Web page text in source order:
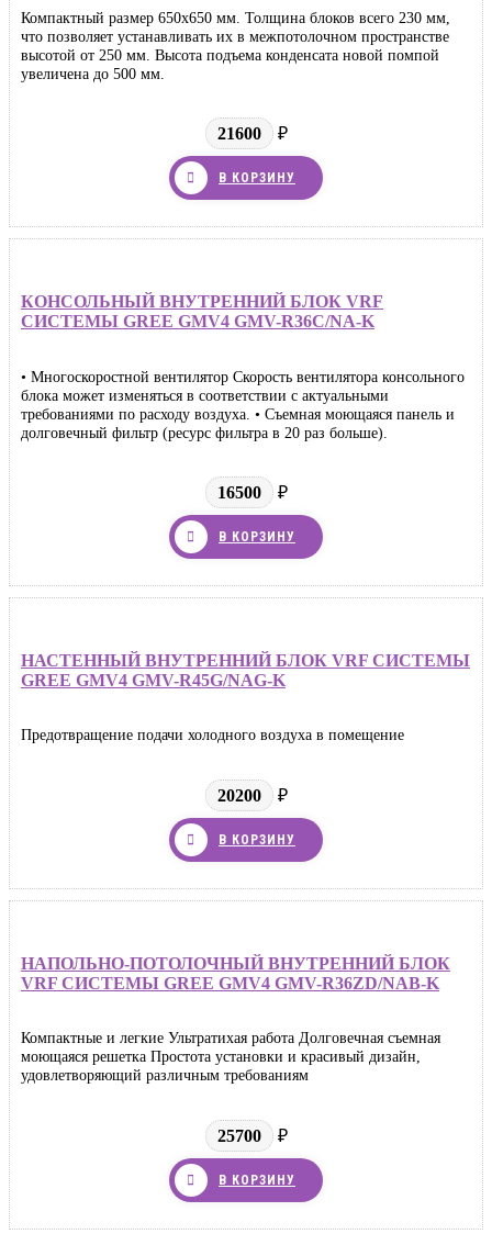
Компактный размер 650х650 мм. Толщина блоков всего 230 мм,
что позволяет устанавливать их в межпотолочном пространстве
высотой от 250 мм. Высота подъема конденсата новой помпой
увеличена до 500 мм.
21600 ₽
В КОРЗИНУ
КОНСОЛЬНЫЙ ВНУТРЕННИЙ БЛОК VRF
СИСТЕМЫ GREE GMV4 GMV-R36C/NA-K
• Многоскоростной вентилятор Скорость вентилятора консольного
блока может изменяться в соответствии с актуальными
требованиями по расходу воздуха. • Съемная моющаяся панель и
долговечный фильтр (ресурс фильтра в 20 раз больше).
16500 ₽
В КОРЗИНУ
НАСТЕННЫЙ ВНУТРЕННИЙ БЛОК VRF СИСТЕМЫ
GREE GMV4 GMV-R45G/NAG-K
Предотвращение подачи холодного воздуха в помещение
20200 ₽
В КОРЗИНУ
НАПОЛЬНО-ПОТОЛОЧНЫЙ ВНУТРЕННИЙ БЛОК
VRF СИСТЕМЫ GREE GMV4 GMV-R36ZD/NAB-K
Компактные и легкие Ультратихая работа Долговечная съемная
моющаяся решетка Простота установки и красивый дизайн,
удовлетворяющий различным требованиям
25700 ₽
В КОРЗИНУ